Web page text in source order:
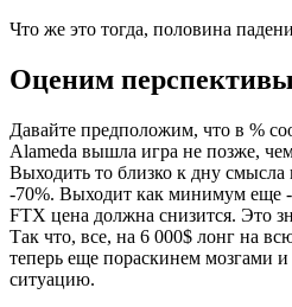
Что же это тогда, половина
Оценим
Давайте предположим, что в %
Alameda вышла игра не позже,
Выходить то близко к дну
-70%. Выходит как минимум еще -
FTX цена должна снизится. Это
Так что, все, на 6 000$ лонг на
теперь еще пораскинем мозгами и
ситуацию.